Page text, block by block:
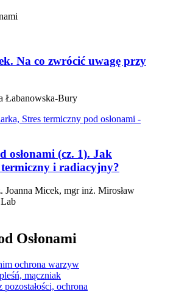
Na co zwrócić uwagę przy
Łabanowska-Bury
osłonami (cz. 1). Jak
i radiacyjny?
Joanna Micek, mgr inż. Mirosław
Osłonami